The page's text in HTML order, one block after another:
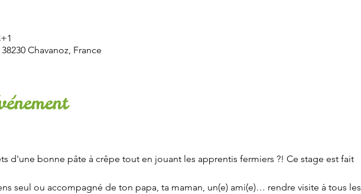
Chavanoz, France
d'une bonne pâte à crêpe tout en jouant les apprentis fermiers ?! Ce stage est fait
seul ou accompagné de ton papa, ta maman, un(e) ami(e)… rendre visite à tous les